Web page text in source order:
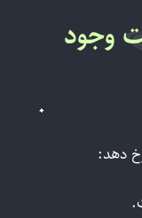
وجود
دهد: